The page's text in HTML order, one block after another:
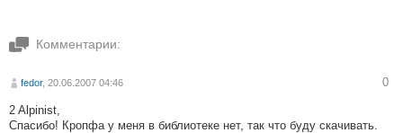
Комментарии:
fedor, 20.06.2007 04:46 0
2 Alpinist,
Спасибо! Кропфа у меня в библиотеке нет, так что буду скачивать.